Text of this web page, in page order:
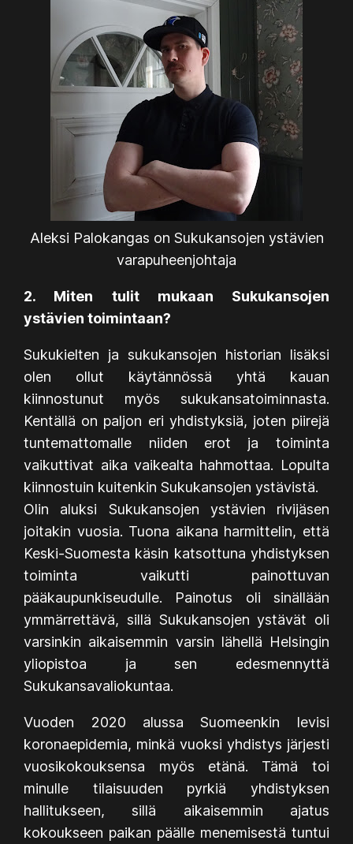
Aleksi Palokangas on Sukukansojen ystävien
varapuheenjohtaja
2. Miten tulit mukaan Sukukansojen
ystävien toimintaan?
Sukukielten ja sukukansojen historian lisäksi
olen ollut käytännössä yhtä kauan
kiinnostunut myös sukukansatoiminnasta.
Kentällä on paljon eri yhdistyksiä, joten piirejä
tuntemattomalle niiden erot ja toiminta
vaikuttivat aika vaikealta hahmottaa. Lopulta
kiinnostuin kuitenkin Sukukansojen ystävistä.
Olin aluksi Sukukansojen ystävien rivijäsen
joitakin vuosia. Tuona aikana harmittelin, että
Keski-Suomesta käsin katsottuna yhdistyksen
toiminta vaikutti painottuvan
pääkaupunkiseudulle. Painotus oli sinällään
ymmärrettävä, sillä Sukukansojen ystävät oli
varsinkin aikaisemmin varsin lähellä Helsingin
yliopistoa ja sen edesmennyttä
Sukukansavaliokuntaa.
Vuoden 2020 alussa Suomeenkin levisi
koronaepidemia, minkä vuoksi yhdistys järjesti
vuosikokouksensa myös etänä. Tämä toi
minulle tilaisuuden pyrkiä yhdistyksen
hallitukseen, sillä aikaisemmin ajatus
kokoukseen paikan päälle menemisestä tuntui